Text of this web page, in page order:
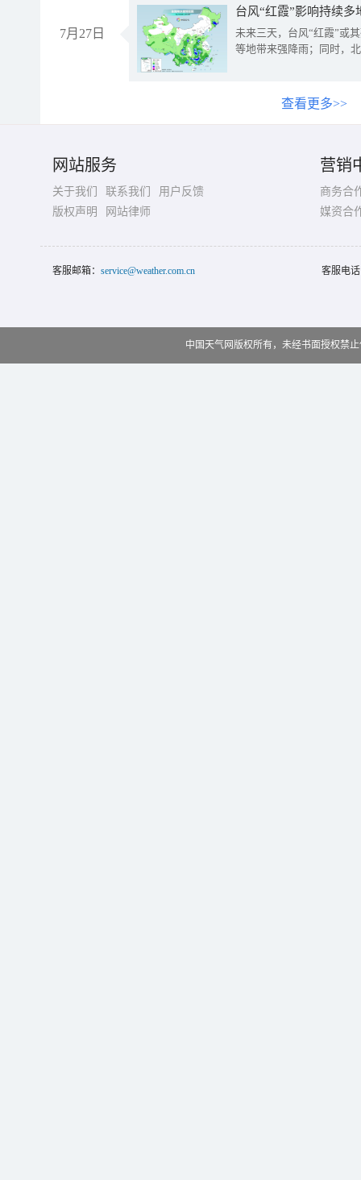
7月27日
台风“红霞”影响持续
未来三天，台风“红霞”或
等地带来强降雨；同时，
查看更多>>
网站服务
关于我们 联系我们
用户反馈
版权声明
网站律师
营销
商务合
媒资合
客服邮箱： service@weather.com.cn 客服电
中国天气网版权所有，未经书面授权